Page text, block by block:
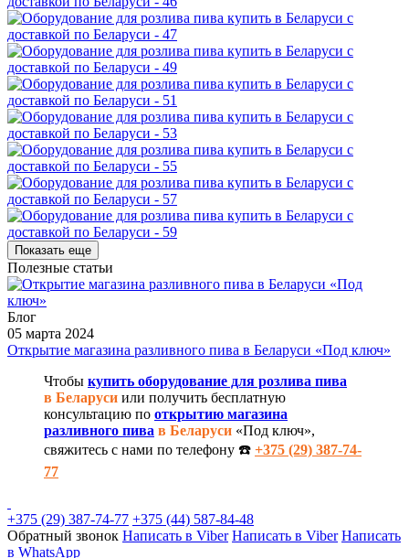
Показать еще
Полезные статьи
Блог
05 марта 2024
Открытие магазина разливного пива в Беларуси «Под ключ»
Чтобы купить оборудование для розлива пива
в Беларуси или получить бесплатную
консультацию по открытию магазина
разливного пива в Беларуси «Под ключ»,
свяжитесь с нами по телефону ☎️ +375 (29) 387-74-
77
+375 (29) 387-74-77 +375 (44) 587-84-48
Обратный звонок Написать в Viber Написать в Viber Написать
в WhatsApp